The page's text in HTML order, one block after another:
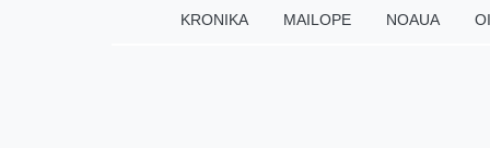
KRONIKA
MAILOPE NOAUA